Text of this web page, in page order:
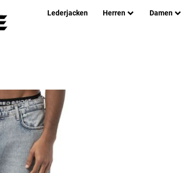
Lederjacken Herren Damen